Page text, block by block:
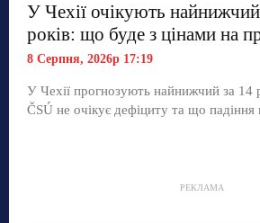
У Чехії очікують
років: що буде з цінами на
8 Серпня, 2026р 17:19
У Чехії прогнозують найнижчий за
ČSÚ не очікує дефіциту та що
РЕКЛАМА